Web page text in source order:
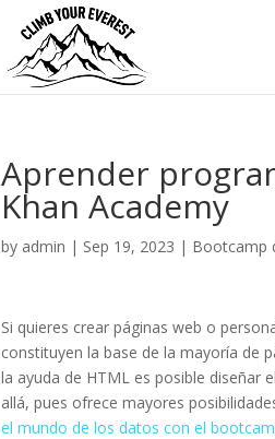
Aprender
Khan Academy
by admin | Sep 19, 2023 | Bootcamp
Si quieres crear páginas web o
constituyen la base de la mayoría de
la ayuda de HTML es posible diseñar
allá, pues ofrece mayores
el mundo de los datos con el